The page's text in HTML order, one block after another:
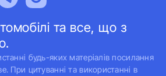
та все, що з
будь-яких матеріалів посилання
При цитуванні та використанні в